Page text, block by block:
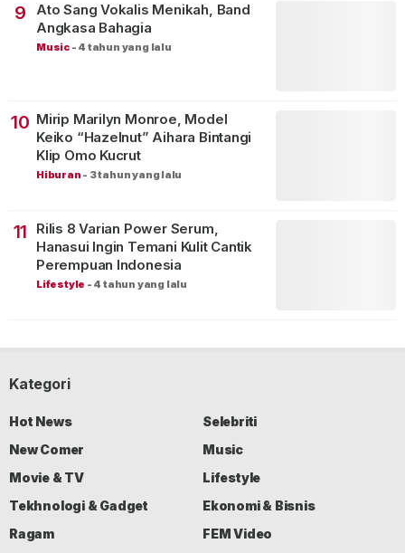
9
Ato Sang Vokalis Menikah, Band
Angkasa Bahagia
Music - 4 tahun yang lalu
10 Mirip Marilyn Monroe, Model
Keiko “Hazelnut” Aihara Bintangi
Klip Omo Kucrut
Hiburan - 3 tahun yang lalu
11
Rilis 8 Varian Power Serum,
Hanasui Ingin Temani Kulit Cantik
Perempuan Indonesia
Lifestyle - 4 tahun yang lalu
Kategori
Hot News
Selebriti
New Comer
Music
Movie & TV
Lifestyle
Tekhnologi & Gadget
Ekonomi & Bisnis
Ragam
FEM Video